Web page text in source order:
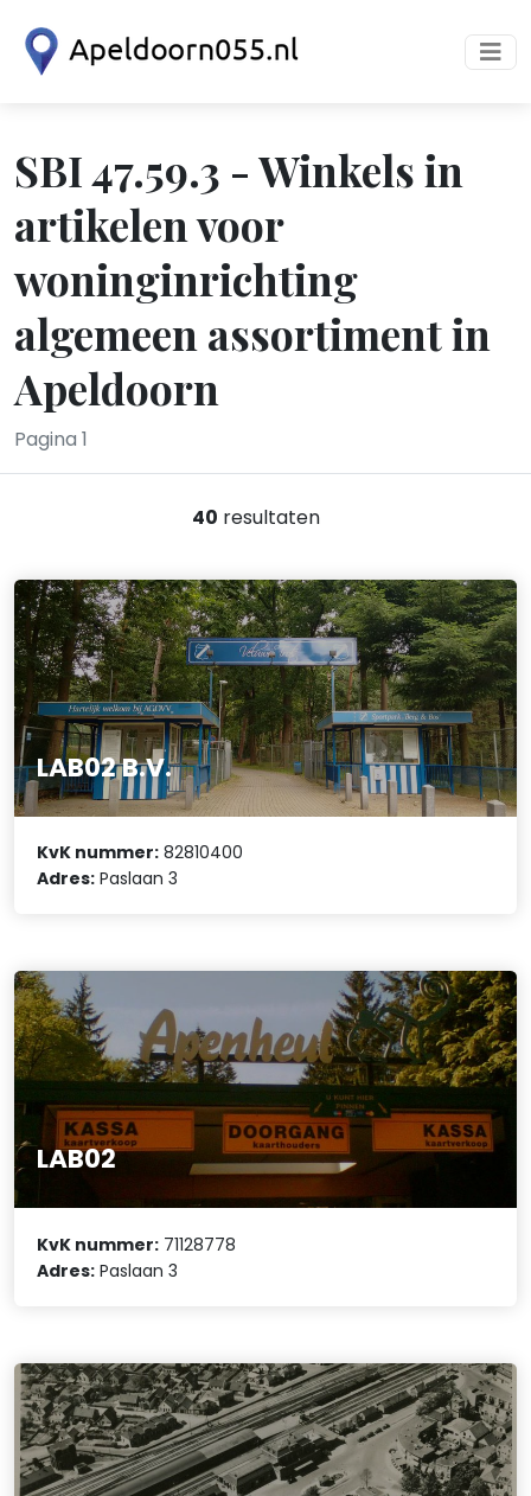
SBI 47.59.3 - Winkels in
artikelen voor
woninginrichting
algemeen assortiment in
Apeldoorn
Pagina 1
40 resultaten
LAB02 B.V.
KvK nummer: 82810400
Adres: Paslaan 3
LAB02
KvK nummer: 71128778
Adres: Paslaan 3